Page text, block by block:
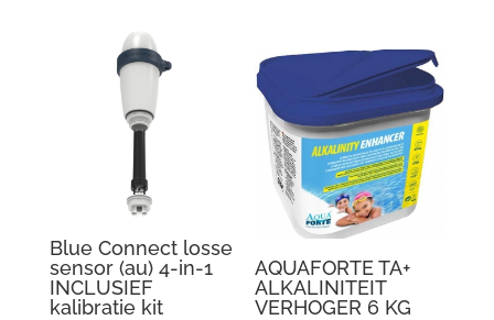
Blue Connect losse
sensor (au) 4-in-1
INCLUSIEF
kalibratie kit
AQUAFORTE TA+
ALKALINITEIT
VERHOGER 6 KG